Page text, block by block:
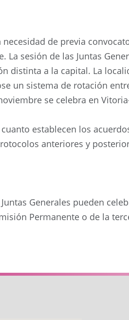
necesidad de previa
La sesión de las Juntas
distinta a la capital. La
un sistema de rotación
se celebra en
establecen los
anteriores y
Generales pueden
Permanente o de la